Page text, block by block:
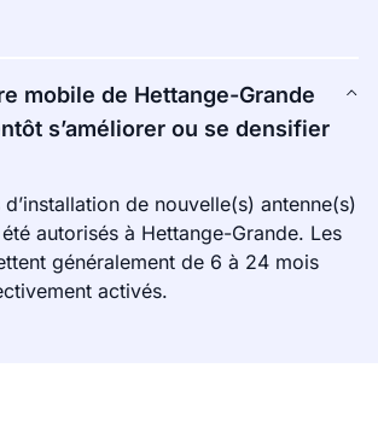
mobile de Hettange-Grande
s’améliorer ou se densifier
de nouvelle(s) antenne(s)
autorisés à Hettange-Grande. Les
généralement de 6 à 24 mois
activés.